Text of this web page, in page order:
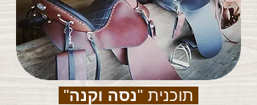
תוכנית "נסה וקנה"